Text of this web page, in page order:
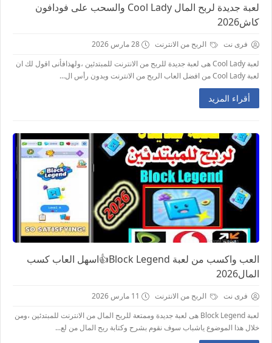
لعبة جديدة لربح المال Cool Lady والسحب على فودافون
كاش2026
فرى نت الربح من الانترنت
28 مارس 2026
لعبة Cool Lady هى لعبة جديدة للربح من الانترنت للمبتدئين ،ولهذافأنى اقول لك ان
لعبة Cool Lady من افضل العاب الربح من الانترنت وبدون رأس ال...
أقراء المزيد
العب واكسب من لعبة Block Legend👍اسهل العاب كسب
المال2026
فرى نت الربح من الانترنت
11 مارس 2026
لعبة Block Legend هى لعبة جديدة وممتعة للربح المال من الانترنت للمبتدئين ،ومن
خلال هذا الموضوع ياشباب سوف نقوم بشرح وكتابة ربح المال من لع...